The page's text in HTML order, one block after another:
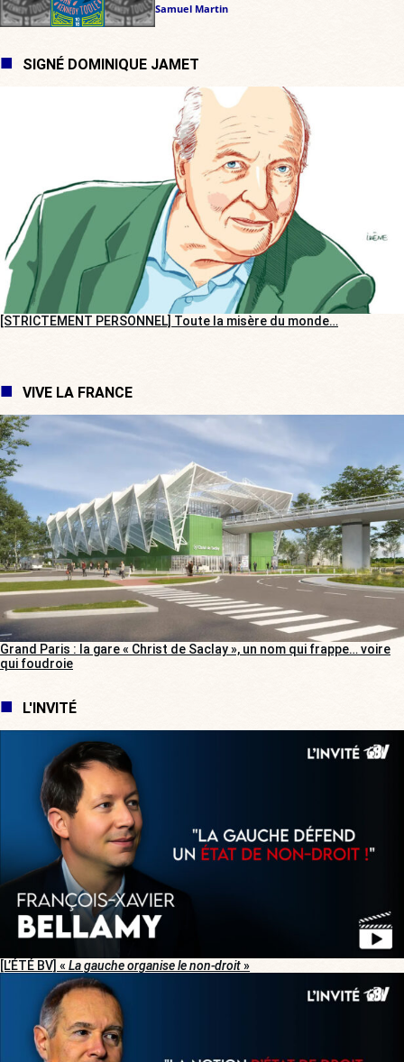
Samuel Martin
SIGNÉ DOMINIQUE JAMET
[STRICTEMENT PERSONNEL] Toute la misère du monde…
VIVE LA FRANCE
Grand Paris : la gare « Christ de Saclay », un nom qui frappe… voire
qui foudroie
L'INVITÉ
[L’ÉTÉ BV] « La gauche organise le non-droit»